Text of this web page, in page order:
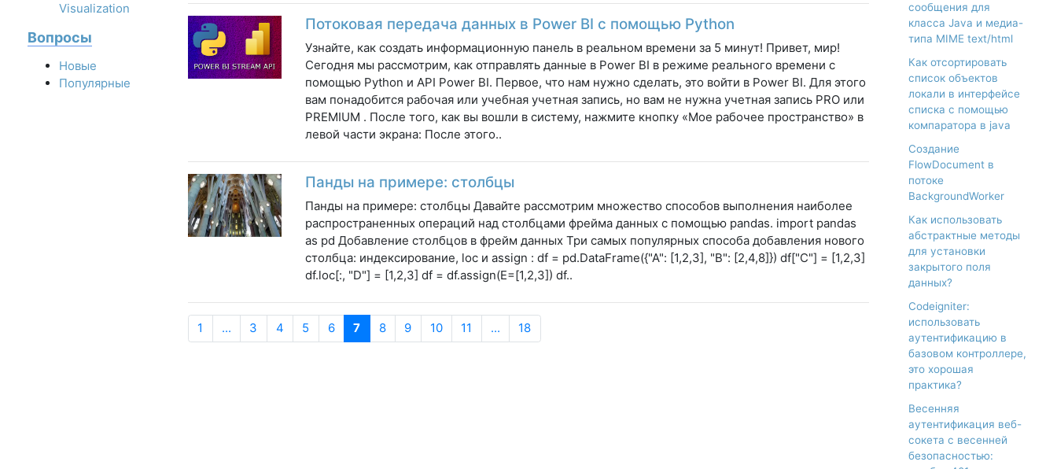
Visualization
Вопросы
Новые
Популярные
Потоковая передача данных в Power BI с помощью Python
Узнайте, как создать информационную панель в реальном времени за 5 минут! Привет, мир!
Сегодня мы рассмотрим, как отправлять данные в Power BI в режиме реального времени с
помощью Python и API Power BI. Первое, что нам нужно сделать, это войти в Power BI. Для этого
вам понадобится рабочая или учебная учетная запись, но вам не нужна учетная запись PRO или
PREMIUM . После того, как вы вошли в систему, нажмите кнопку «Мое рабочее пространство» в
левой части экрана: После этого..
Панды на примере: столбцы
Панды на примере: столбцы Давайте рассмотрим множество способов выполнения наиболее
распространенных операций над столбцами фрейма данных с помощью pandas. import pandas
as pd Добавление столбцов в фрейм данных Три самых популярных способа добавления нового
столбца: индексирование, loc и assign : df = pd.DataFrame({"A": [1,2,3], "B": [2,4,8]}) df["C"] = [1,2,3]
df.loc[:, "D"] = [1,2,3] df = df.assign(E=[1,2,3]) df..
1 ... 3 4 5 6 7 8 9 10 11 ... 18
сообщения для
класса Java и медиа-
типа MIME text/html
Как отсортировать
список объектов
локали в интерфейсе
списка с помощью
компаратора в java
Создание
FlowDocument в
потоке
BackgroundWorker
Как использовать
абстрактные методы
для установки
закрытого поля
данных?
Codeigniter:
использовать
аутентификацию в
базовом контроллере,
это хорошая
практика?
Весенняя
аутентификация веб-
сокета с весенней
безопасностью: